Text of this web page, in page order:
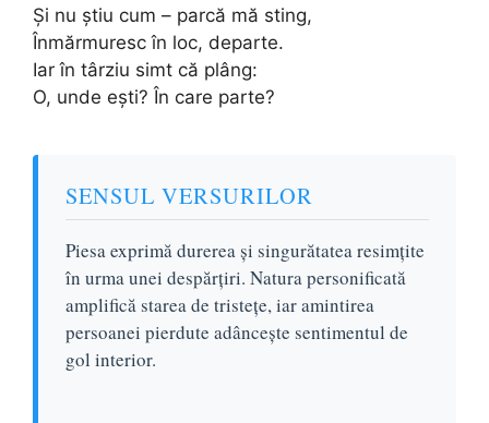
Și nu știu cum – parcă mă sting,
Înmărmuresc în loc, departe.
Iar în târziu simt că plâng:
O, unde ești? În care parte?
SENSUL VERSURILOR
Piesa exprimă durerea și singurătatea resimțite
în urma unei despărțiri. Natura personificată
amplifică starea de tristețe, iar amintirea
persoanei pierdute adâncește sentimentul de
gol interior.